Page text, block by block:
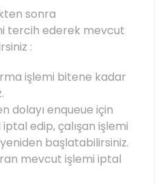
sonra
tercih ederek mevcut
:
işlemi bitene kadar
dolayı enqueue için
edip, çalışan işlemi
başlatabilirsiniz.
mevcut işlemi iptal